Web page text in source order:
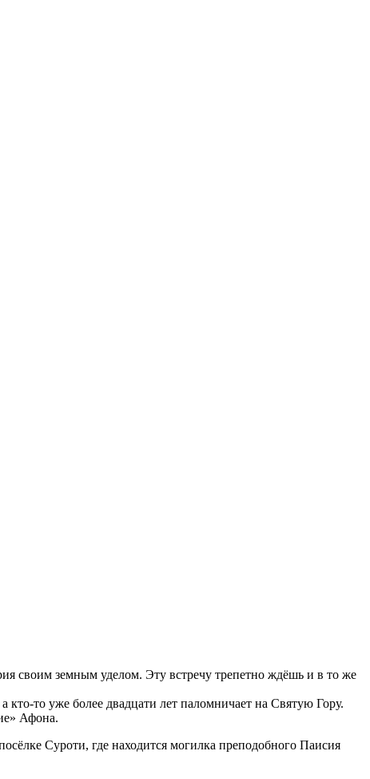
своим земным уделом. Эту встречу трепетно ждёшь и в то же
то уже более двадцати лет паломничает на Святую Гору.
Афона.
Суроти, где находится могилка преподобного Паисия